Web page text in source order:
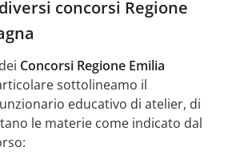
concorsi Regione
Concorsi Regione Emilia
sottolineamo il
educativo di atelier, di
le materie come indicato dal